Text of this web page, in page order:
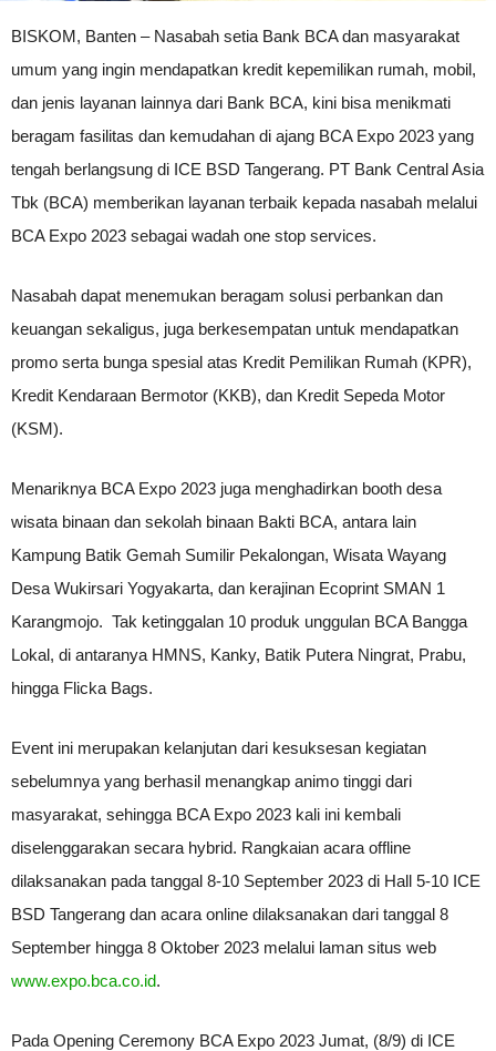
BISKOM, Banten – Nasabah setia Bank BCA dan masyarakat
umum yang ingin mendapatkan kredit kepemilikan rumah, mobil,
dan jenis layanan lainnya dari Bank BCA, kini bisa menikmati
beragam fasilitas dan kemudahan di ajang BCA Expo 2023 yang
tengah berlangsung di ICE BSD Tangerang. PT Bank Central Asia
Tbk (BCA) memberikan layanan terbaik kepada nasabah melalui
BCA Expo 2023 sebagai wadah one stop services.
Nasabah dapat menemukan beragam solusi perbankan dan
keuangan sekaligus, juga berkesempatan untuk mendapatkan
promo serta bunga spesial atas Kredit Pemilikan Rumah (KPR),
Kredit Kendaraan Bermotor (KKB), dan Kredit Sepeda Motor
(KSM).
Menariknya BCA Expo 2023 juga menghadirkan booth desa
wisata binaan dan sekolah binaan Bakti BCA, antara lain
Kampung Batik Gemah Sumilir Pekalongan, Wisata Wayang
Desa Wukirsari Yogyakarta, dan kerajinan Ecoprint SMAN 1
Karangmojo. Tak ketinggalan 10 produk unggulan BCA Bangga
Lokal, di antaranya HMNS, Kanky, Batik Putera Ningrat, Prabu,
hingga Flicka Bags.
Event ini merupakan kelanjutan dari kesuksesan kegiatan
sebelumnya yang berhasil menangkap animo tinggi dari
masyarakat, sehingga BCA Expo 2023 kali ini kembali
diselenggarakan secara hybrid. Rangkaian acara offline
dilaksanakan pada tanggal 8-10 September 2023 di Hall 5-10 ICE
BSD Tangerang dan acara online dilaksanakan dari tanggal 8
September hingga 8 Oktober 2023 melalui laman situs web
www.expo.bca.co.id.
Pada Opening Ceremony BCA Expo 2023 Jumat, (8/9) di ICE